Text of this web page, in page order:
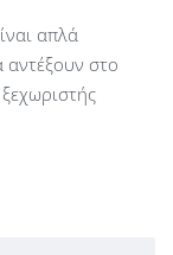
απλά
στο